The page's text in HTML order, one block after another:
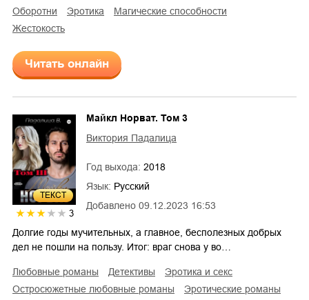
оборотни
эротика
магические способности
жестокость
Читать онлайн
ТЕКСТ
3
Добавлено 09.12.2023 16:53
Майкл Норват. Том 3
Виктория Падалица
Год выхода: 2018
Язык: Русский
Долгие годы мучительных, а главное, бесполезных добрых
дел не пошли на пользу. Итог: враг снова у во…
любовные романы детективы
эротика и секс
остросюжетные любовные романы
эротические романы